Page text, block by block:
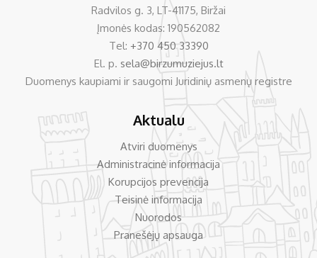
Radvilos g. 3, LT-41175, Biržai
Įmonės kodas: 190562082
Tel: +370 450 33390
El. p. sela@birzumuziejus.lt
Duomenys kaupiami ir saugomi Juridinių asmenų registre
Aktualu
Atviri duomenys
Administracinė informacija
Korupcijos prevencija
Teisinė informacija
Nuorodos
Pranešėjų apsauga